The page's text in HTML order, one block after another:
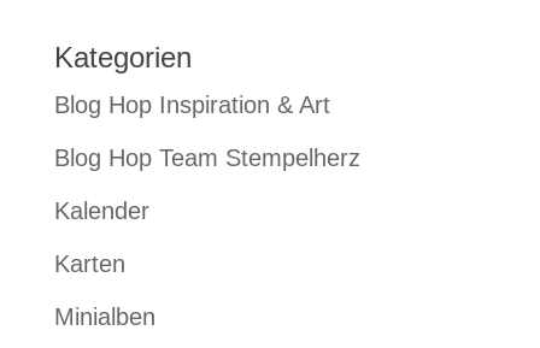
Kategorien
Blog Hop Inspiration & Art
Blog Hop Team Stempelherz
Kalender
Karten
Minialben